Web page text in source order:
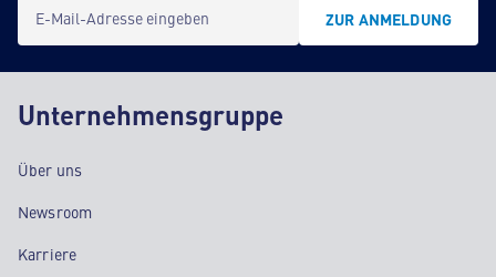
E-Mail-Adresse eingeben ZUR ANMELDUNG
Unternehmensgruppe
Über uns
Newsroom
Karriere